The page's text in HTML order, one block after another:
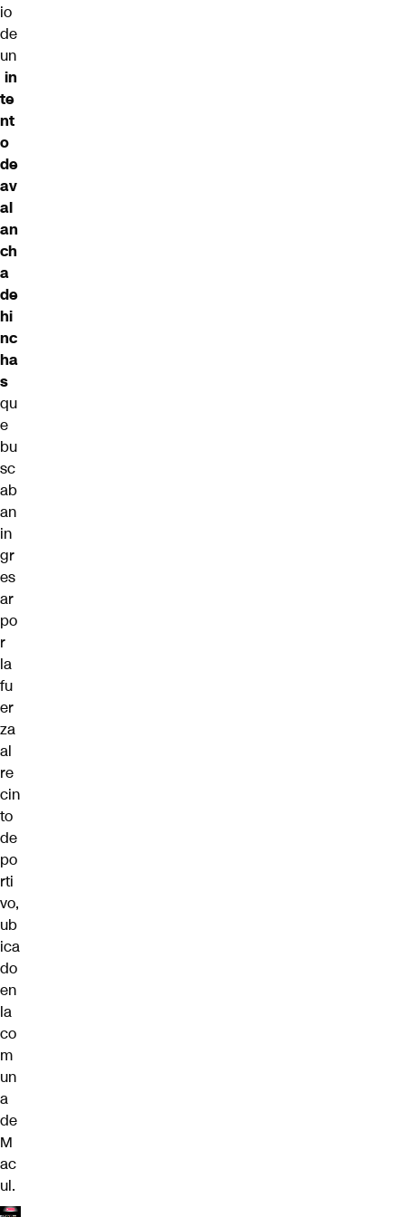
io
de
un
in
te
nt
o
de
av
al
an
ch
a
de
hi
nc
ha
s
qu
e
bu
sc
ab
an
in
gr
es
ar
po
r
la
fu
er
za
al
re
cin
to
de
po
rti
vo,
ub
ica
do
en
la
co
m
un
a
de
M
ac
ul.